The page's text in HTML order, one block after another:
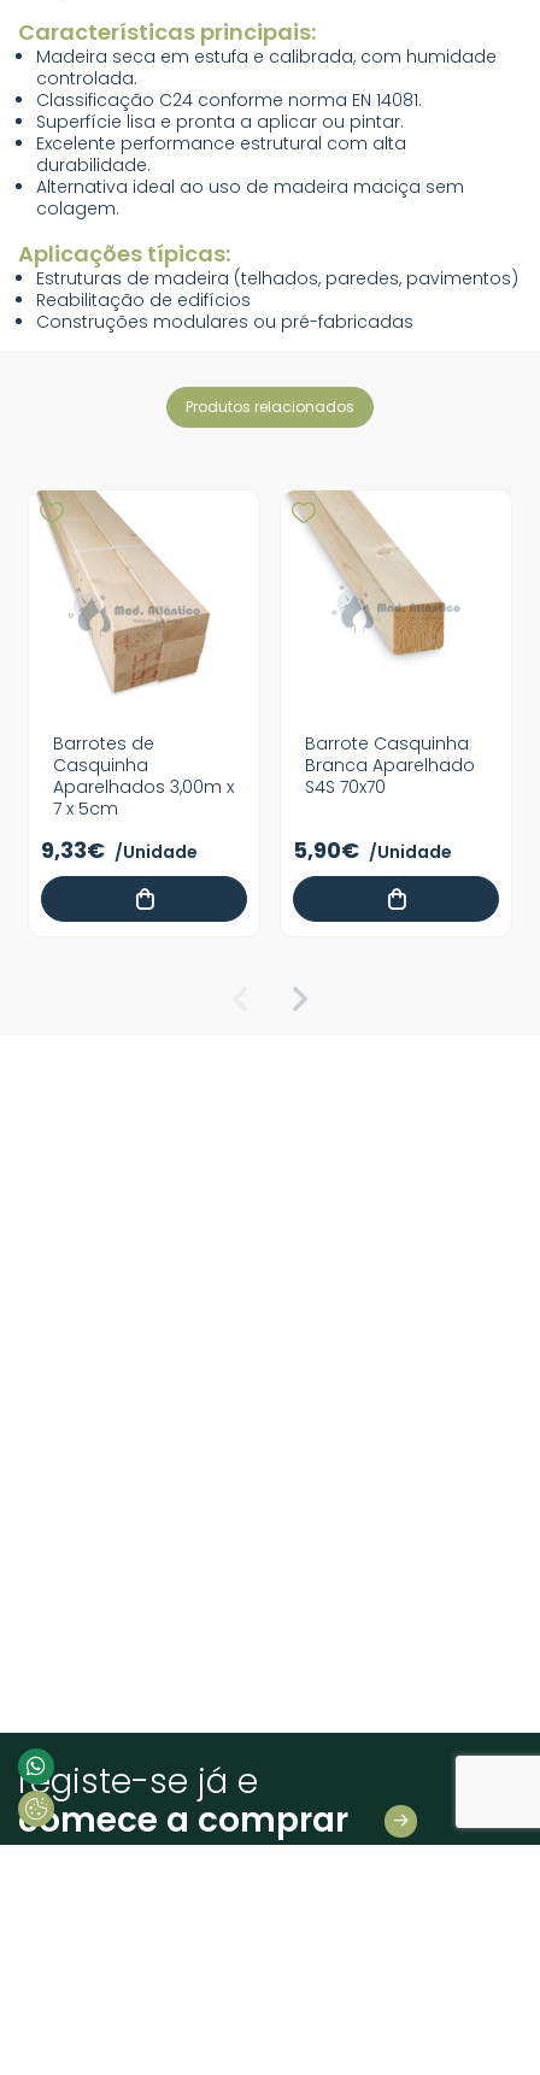
Características principais:
Madeira seca em estufa e calibrada, com humidade
controlada.
Classificação C24 conforme norma EN 14081.
Superfície lisa e pronta a aplicar ou pintar.
Excelente performance estrutural com alta
durabilidade.
Alternativa ideal ao uso de madeira maciça sem
colagem.
Aplicações típicas:
Estruturas de madeira (telhados, paredes, pavimentos)
Reabilitação de edifícios
Construções modulares ou pré-fabricadas
produtos relacionados
Barrotes de
Casquinha
Aparelhados 3,00m x
7 x 5cm
9,33€ /Unidade
Barrote Casquinha
Branca Aparelhado
S4S 70x70
5,90€ /Unidade
registe-se já e
comece a comprar